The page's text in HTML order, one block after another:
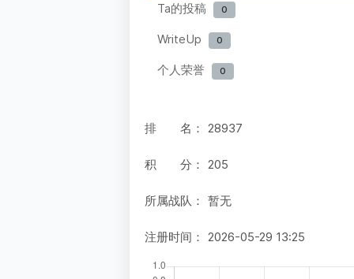
Ta的投稿
0
WriteUp 0
个人荣誉 0
排 名： 28937
积 分： 205
所属战队： 暂无
注册时间： 2026-05-29 13:25